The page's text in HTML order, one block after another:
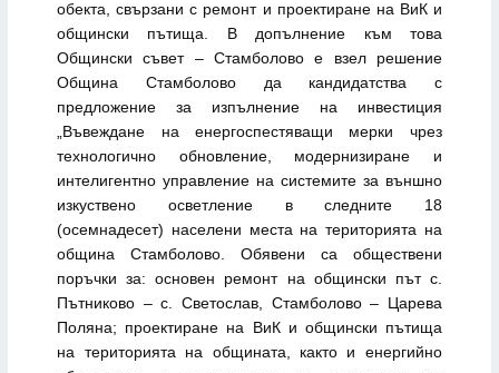
обекта, свързани с ремонт и проектиране на ВиК и
общински пътища. В допълнение към това
Общински съвет – Стамболово е взел решение
Община Стамболово да кандидатства с
предложение за изпълнение на инвестиция
„Въвеждане на енергоспестяващи мерки чрез
технологично обновление, модернизиране и
интелигентно управление на системите за външно
изкуствено осветление в следните 18
(осемнадесет) населени места на територията на
община Стамболово. Обявени са обществени
поръчки за: основен ремонт на общински път с.
Пътниково – с. Светослав, Стамболово – Царева
Поляна; проектиране на ВиК и общински пътища
на територията на общината, както и енергийно